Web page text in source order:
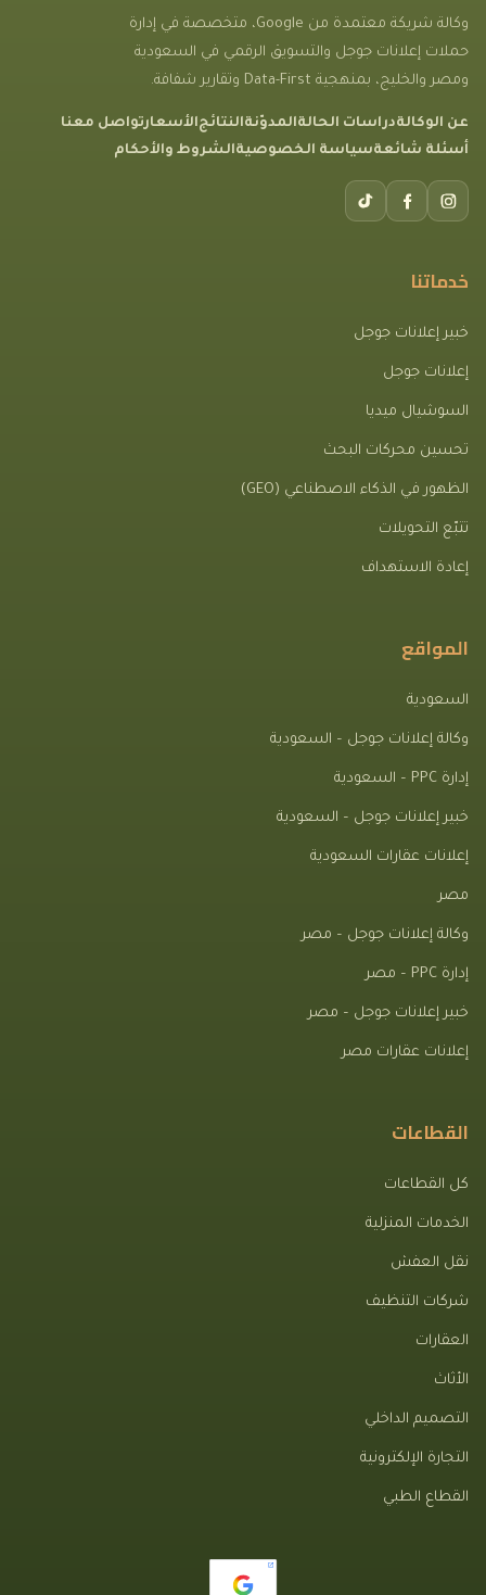
وكالة شريكة معتمدة من Google، متخصصة في إدارة
حملات إعلانات جوجل والتسويق الرقمي في السعودية
ومصر والخليج، بمنهجية Data-First وتقارير شفافة.
عن الوكالةدراسات الحالةالمدوّنةالنتائجالأسعارتواصل معنا
أسئلة شائعةسياسة الخصوصيةالشروط والأحكام
خدماتنا
خبير إعلانات جوجل
إعلانات جوجل
السوشيال ميديا
تحسين محركات البحث
الظهور في الذكاء الاصطناعي (GEO)
تتبّع التحويلات
إعادة الاستهداف
المواقع
السعودية
وكالة إعلانات جوجل – السعودية
إدارة PPC – السعودية
خبير إعلانات جوجل – السعودية
إعلانات عقارات السعودية
مصر
وكالة إعلانات جوجل – مصر
إدارة PPC – مصر
خبير إعلانات جوجل – مصر
إعلانات عقارات مصر
القطاعات
كل القطاعات
الخدمات المنزلية
نقل العفش
شركات التنظيف
العقارات
الأثاث
التصميم الداخلي
التجارة الإلكترونية
القطاع الطبي